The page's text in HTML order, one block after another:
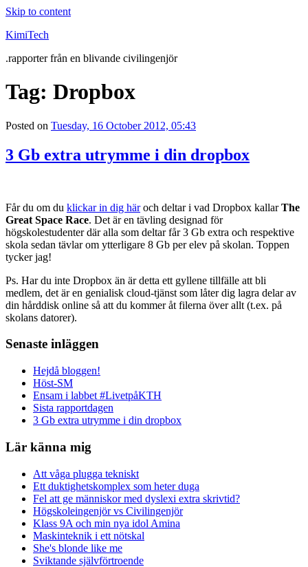
Skip to content
KimiTech
.rapporter från en blivande civilingenjör
Tag: Dropbox
Posted on Tuesday, 16 October 2012, 05:43
3 Gb extra utrymme i din dropbox
Får du om du klickar in dig häroch deltar i vad Dropbox kallarThe
Great Space Race. Det är en tävling designad för
högskolestudenter där alla som deltar får 3 Gb extra och respektive
skola sedan tävlar om ytterligare 8 Gb per elev på skolan. Toppen
tycker jag!
Ps. Har du inte Dropbox än är detta ett gyllene tillfälle att bli
medlem, det är en genialisk cloud-tjänst som låter dig lagra delar av
din hårddisk online så att du kommer åt filerna över allt (t.ex. på
skolans datorer).
Senaste inläggen
Hejdå bloggen!
Höst-SM
Ensam i labbet #LivetpåKTH
Sista rapportdagen
3 Gb extra utrymme i din dropbox
Lär känna mig
Att våga plugga tekniskt
Ett duktighetskomplex som heter duga
Fel att ge människor med dyslexi extra skrivtid?
Högskoleingenjör vs Civilingenjör
Klass 9A och min nya idol Amina
Maskinteknik i ett nötskal
She's blonde like me
Sviktande självförtroende